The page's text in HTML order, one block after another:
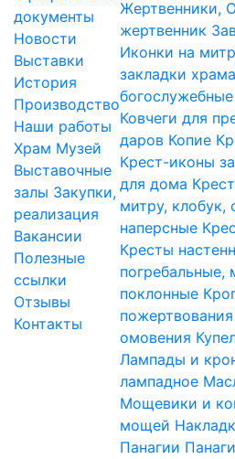
документы
Новости
Выставки
История
Производство
Наши работы
Храм Музей
Выставочные
залы Закупки,
реализация
Вакансии
Полезные
ссылки
Отзывы
Контакты
Жертвенники,
жертвенник
Иконки на
закладки храма
богослужебные
Ковчеги для
даров Копие
Крест-иконы
для дома
митру, клобук,
наперсные
Кресты
погребальные,
поклонные
пожертвования
омовения
Лампады и
лампадное
Мощевики и
мощей
Панагии